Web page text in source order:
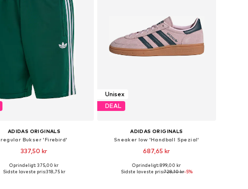
ADIDAS ORIGINALS
regular Bukser 'Firebird'
337,50 kr
Fås i mange størrelser
Oprindeligt: 375,00 kr
Sidste laveste pris:318,75 kr
Unisex
DEAL
ADIDAS ORIGINALS
Sneaker low 'Handball Spezial'
687,65 kr
Fås i mange størrelser
Oprindeligt: 899,00 kr
Sidste laveste pris:728,10 kr-5%